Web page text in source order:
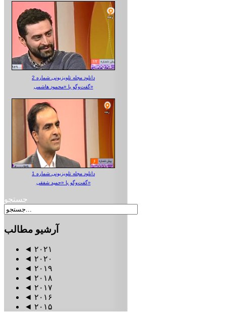
دانلود مجله تلویزیونی شماره 2
گفت‌وگو با «محمود هاشمی»
دانلود مجله تلویزیونی شماره 1
گفت‌وگو با «حمید شفقی»
جستجو
آرشیو مطالب
◄ ۲۰۲۱
◄ ۲۰۲۰
◄ ۲۰۱۹
◄ ۲۰۱۸
◄ ۲۰۱۷
◄ ۲۰۱۶
◄ ۲۰۱۵